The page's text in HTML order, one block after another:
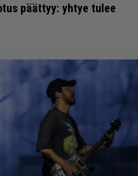
päättyy: yhtye tulee